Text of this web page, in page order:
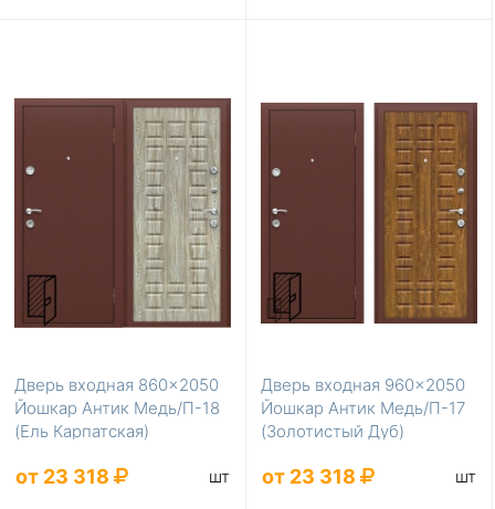
Дверь входная 860×2050
Йошкар Антик Медь/П-18
(Ель Карпатская)
от 23 318 шт
Дверь входная 960×2050
Йошкар Антик Медь/П-17
(Золотистый Дуб)
от 23 318 шт